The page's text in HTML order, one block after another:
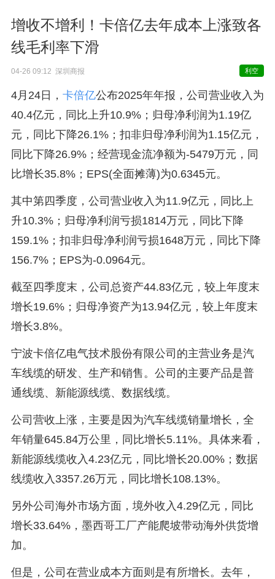
增收不增利！卡倍亿去年成本上涨致各
线毛利率下滑
04-26 09:12 深圳商报 利空
4月24日， 卡倍亿公布2025年年报，公司营业收入为
40.4亿元，同比上升10.9%；归母净利润为1.19亿
元，同比下降26.1%；扣非归母净利润为1.15亿元，
同比下降26.9%；经营现金流净额为-5479万元，同
比增长35.8%；EPS(全面摊薄)为0.6345元。
其中第四季度，公司营业收入为11.9亿元，同比上
升10.3%；归母净利润亏损1814万元，同比下降
159.1%；扣非归母净利润亏损1648万元，同比下降
156.7%；EPS为-0.0964元。
截至四季度末，公司总资产44.83亿元，较上年度末
增长19.6%；归母净资产为13.94亿元，较上年度末
增长3.8%。
宁波卡倍亿电气技术股份有限公司的主营业务是汽
车线缆的研发、生产和销售。公司的主要产品是普
通线缆、新能源线缆、数据线缆。
公司营收上涨，主要是因为汽车线缆销量增长，全
年销量645.84万公里，同比增长5.11%。具体来看，
新能源线缆收入4.23亿元，同比增长20.00%；数据
线缆收入3357.26万元，同比增长108.13%。
另外公司海外市场方面，境外收入4.29亿元，同比
增长33.64%，墨西哥工厂产能爬坡带动海外供货增
加。
但是，公司在营业成本方面则是有所增长。去年，